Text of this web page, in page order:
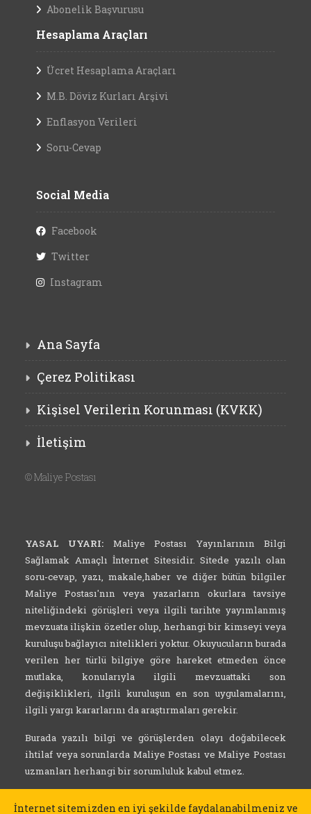
Abonelik Başvurusu
Hesaplama Araçları
Ücret Hesaplama Araçları
M.B. Döviz Kurları Arşivi
Enflasyon Verileri
Soru-Cevap
Social Media
Facebook
Twitter
Instagram
Ana Sayfa
Çerez Politikası
Kişisel Verilerin Korunması (KVKK)
İletişim
©Maliye Postası
YASAL UYARI: Maliye Postası Yayınlarının Bilgi
Sağlamak Amaçlı İnternet Sitesidir. Sitede yazılı olan
soru-cevap, yazı, makale,haber ve diğer bütün bilgiler
Maliye Postası'nın veya yazarların okurlara tavsiye
niteliğindeki görüşleri veya ilgili tarihte yayımlanmış
mevzuata ilişkin özetler olup, herhangi bir kimseyi veya
kuruluşu bağlayıcı nitelikleri yoktur. Okuyucuların burada
verilen her türlü bilgiye göre hareket etmeden önce
mutlaka, konularıyla ilgili mevzuattaki son
değişiklikleri, ilgili kuruluşun en son uygulamalarını,
ilgili yargı kararlarını da araştırmaları gerekir.
Burada yazılı bilgi ve görüşlerden olayı doğabilecek
ihtilaf veya sorunlarda Maliye Postası ve Maliye Postası
uzmanları herhangi bir sorumluluk kabul etmez.
İnternet sitemizden en iyi şekilde faydalanabilmeniz ve